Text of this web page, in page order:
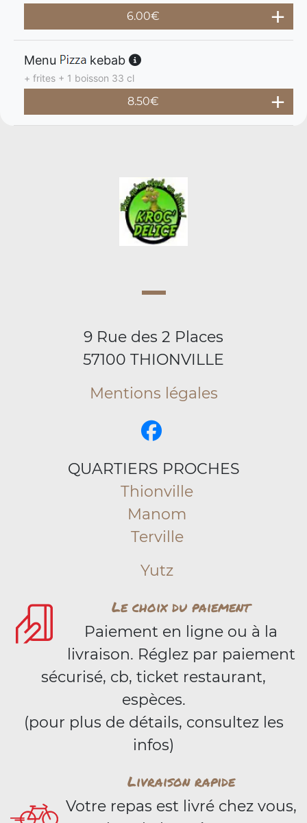
6.00€
Menu kebab
+ frites + 1 boisson 33 cl
8.50€
9 Rue des 2 Places
57100 THIONVILLE
Mentions légales
QUARTIERS PROCHES
Thionville
Manom
Terville
Yutz
Le choix du paiement
Paiement en ligne ou à la
livraison. Réglez par paiement
sécurisé, cb, ticket restaurant,
espèces.
(pour plus de détails, consultez les
infos)
Livraison rapide
Votre repas est livré chez vous,